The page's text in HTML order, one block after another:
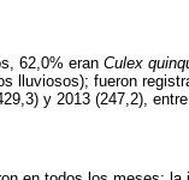
62,0% eran Culex
lluviosos); fueron
y 2013 (247,2),